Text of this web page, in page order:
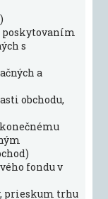
poskytovaním
s
a
obchodu,
fondu v
prieskum trhu